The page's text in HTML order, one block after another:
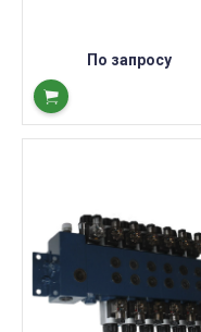
По запросу